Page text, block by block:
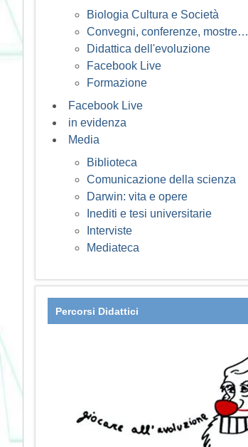
Biologia Cultura e Società
Convegni, conferenze, mostre…
Didattica dell'evoluzione
Facebook Live
Formazione
Facebook Live
in evidenza
Media
Biblioteca
Comunicazione della scienza
Darwin: vita e opere
Inediti e tesi universitarie
Interviste
Mediateca
Percorsi Didattici